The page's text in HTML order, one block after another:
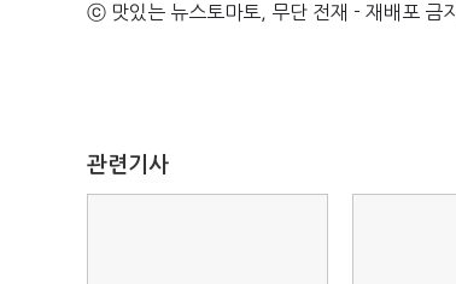
ⓒ 맛있는 뉴스토마토, 무단 전재 - 재배포 금지
관련기사